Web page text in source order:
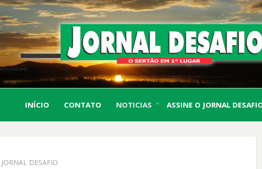
O Sertão em 1º Lugar
INÍCIO CONTATO NOTICIAS ASSINE O JORNAL
JORNAL DESAFIO